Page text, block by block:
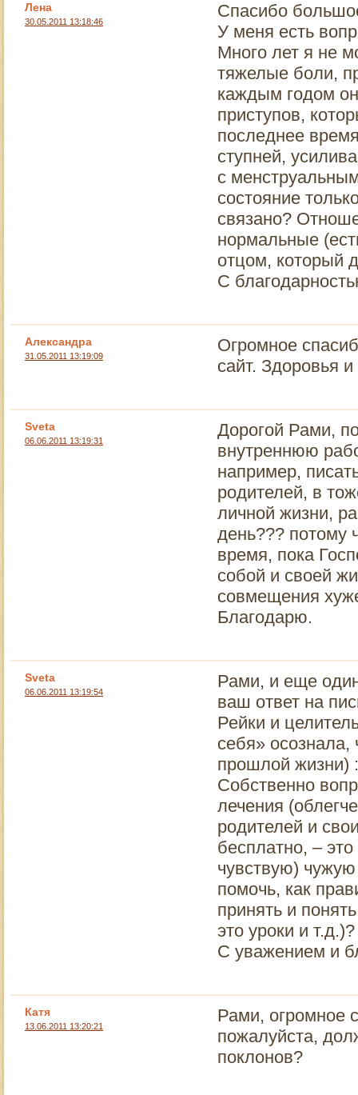
Лена
30.05.2011 13:18:46
Спасибо
У меня есть
Много лет я не
тяжелые боли,
каждым годом
приступов,
последнее
ступней,
с
состояние
связано?
нормальные
отцом, который
С
Александра
31.05.2011 13:19:09
Огромное
сайт. Здоровья
Sveta
06.06.2011 13:19:31
Дорогой Рами,
внутреннюю
например,
родителей, в
личной жизни,
день??? потому
время, пока
собой и своей
совмещения
Благодарю.
Sveta
06.06.2011 13:19:54
Рами, и еще
ваш ответ на
Рейки и
себя»
прошлой жизни)
Собственно
лечения
родителей и
бесплатно, –
чувствую)
помочь, как
принять и
это уроки и т.д.)?
С уважением и
Катя
13.06.2011 13:20:21
Рами, огромное
пожалуйста,
поклонов?